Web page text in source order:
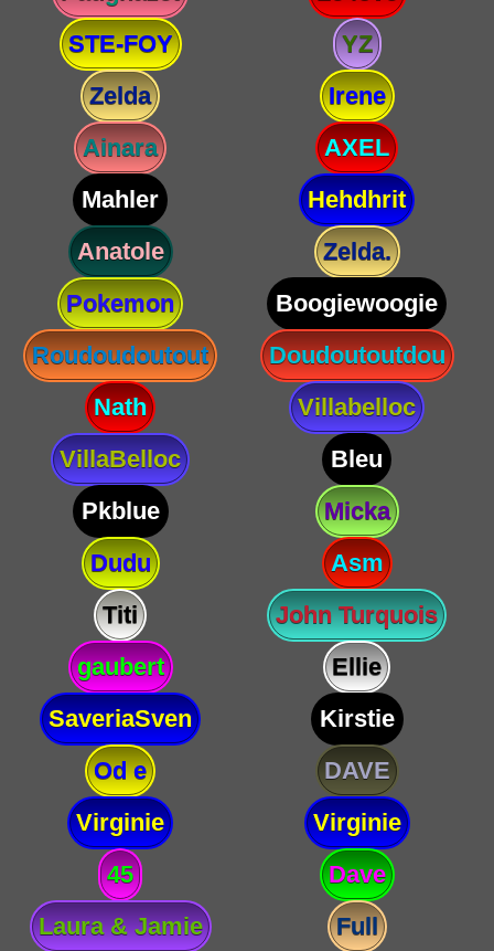
STE-FOY
YZ
Zelda
Irene
Ainara
AXEL
Mahler
Hehdhrit
Anatole
Zelda.
Pokemon
Boogiewoogie
Roudoudoutout
Doudoutoutdou
Nath
Villabelloc
VillaBelloc
Bleu
Pkblue
Micka
Dudu
Asm
Titi
John Turquois
gaubert
Ellie
SaveriaSven
Kirstie
Od e
DAVE
Virginie
Virginie
45
Dave
Laura & Jamie
Full